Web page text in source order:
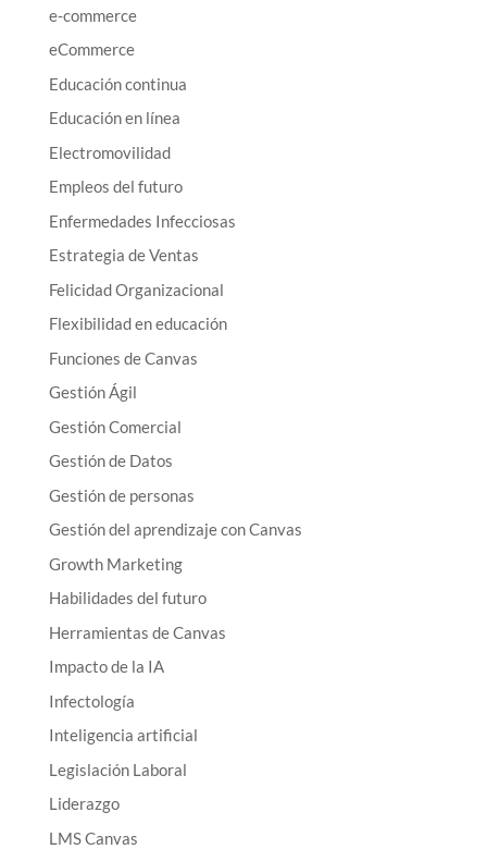
e-commerce
eCommerce
Educación continua
Educación en línea
Electromovilidad
Empleos del futuro
Enfermedades Infecciosas
Estrategia de Ventas
Felicidad Organizacional
Flexibilidad en educación
Funciones de Canvas
Gestión Ágil
Gestión Comercial
Gestión de Datos
Gestión de personas
Gestión del aprendizaje con Canvas
Growth Marketing
Habilidades del futuro
Herramientas de Canvas
Impacto de la IA
Infectología
Inteligencia artificial
Legislación Laboral
Liderazgo
LMS Canvas